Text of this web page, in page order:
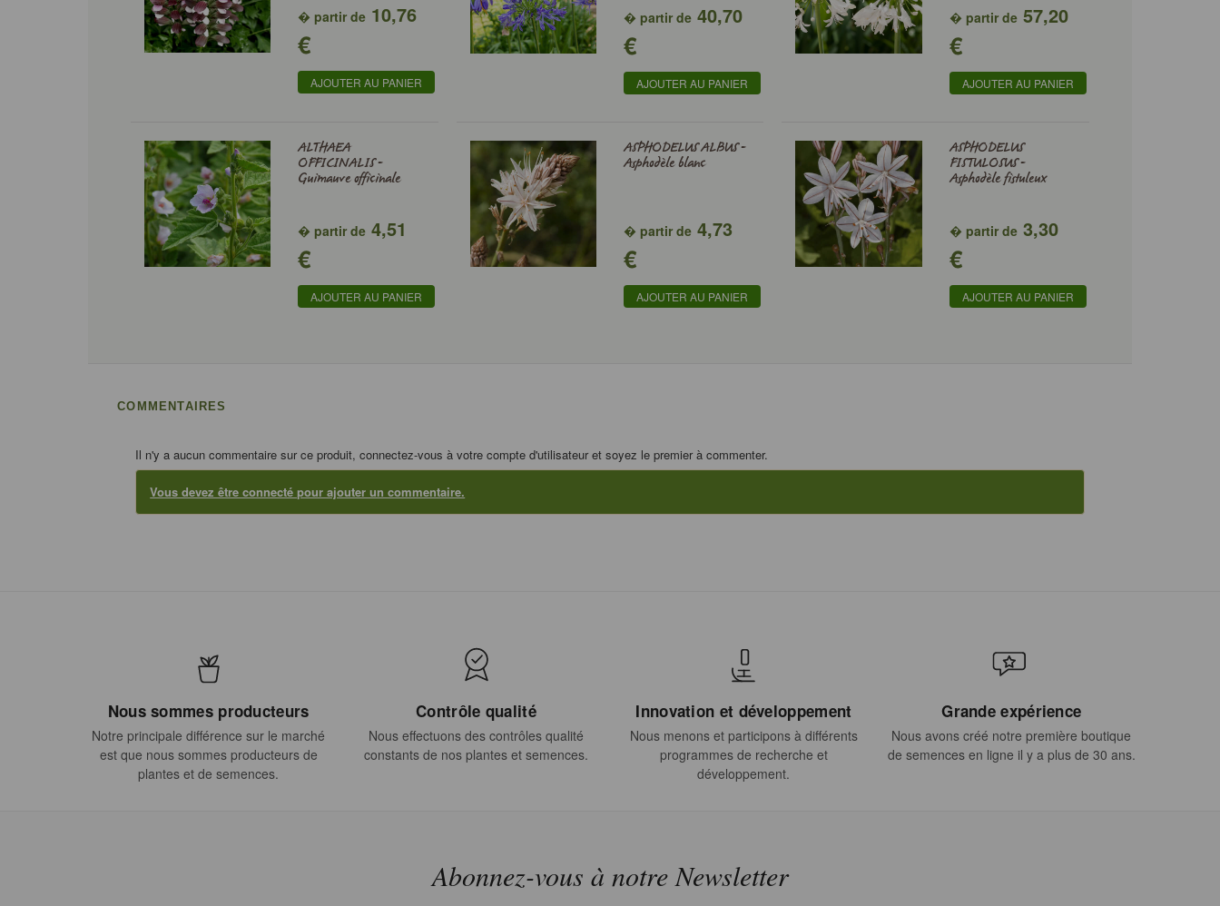
� partir de 10,76
€
AJOUTER AU PANIER
� partir de 40,70
€
AJOUTER AU PANIER
� partir de57,20
€
AJOUTER AU PANIER
ALTHAEA
OFFICINALIS -
Guimauve officinale
� partir de 4,51
€
AJOUTER AU PANIER
ASPHODELUS ALBUS -
Asphodèle blanc
� partir de 4,73
€
AJOUTER AU PANIER
ASPHODELUS
FISTULOSUS -
Asphodèle fistuleux
� partir de3,30
€
AJOUTER AU PANIER
COMMENTAIRES
Il n'y a aucun commentaire sur ce produit, connectez-vous à votre compte d'utilisateur et soyez le premier à commenter.
Vous devez être connecté pour ajouter un commentaire.
Nous sommes producteurs
Notre principale différence sur le marché
est que nous sommes producteurs de
plantes et de semences.
Contrôle qualité
Nous effectuons des contrôles qualité
constants de nos plantes et semences.
Innovation et développement
Nous menons et participons à différents
programmes de recherche et
développement.
Grande expérience
Nous avons créé notre première boutique
de semences en ligne il y a plus de 30 ans.
Abonnez-vous à notre Newsletter